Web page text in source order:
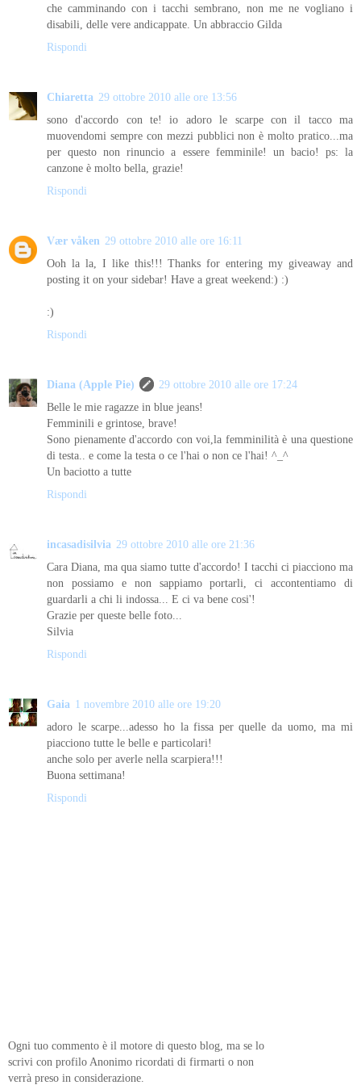
che camminando con i tacchi sembrano, non me ne vogliano i
disabili, delle vere andicappate. Un abbraccio Gilda
Rispondi
Chiaretta 29 ottobre 2010 alle ore 13:56
sono d'accordo con te! io adoro le scarpe con il tacco ma
muovendomi sempre con mezzi pubblici non è molto pratico...ma
per questo non rinuncio a essere femminile! un bacio! ps: la
canzone è molto bella, grazie!
Rispondi
Vær våken 29 ottobre 2010 alle ore 16:11
Ooh la la, I like this!!! Thanks for entering my giveaway and
posting it on your sidebar! Have a great weekend:) :)
:)
Rispondi
Diana (Apple Pie)
29 ottobre 2010 alle ore 17:24
Belle le mie ragazze in blue jeans!
Femminili e grintose, brave!
Sono pienamente d'accordo con voi,la femminilità è una questione
di testa.. e come la testa o ce l'hai o non ce l'hai! ^_^
Un baciotto a tutte
Rispondi
incasadisilvia 29 ottobre 2010 alle ore 21:36
Cara Diana, ma qua siamo tutte d'accordo! I tacchi ci piacciono ma
non possiamo e non sappiamo portarli, ci accontentiamo di
guardarli a chi li indossa... E ci va bene cosi'!
Grazie per queste belle foto...
Silvia
Rispondi
Gaia 1 novembre 2010 alle ore 19:20
adoro le scarpe...adesso ho la fissa per quelle da uomo, ma mi
piacciono tutte le belle e particolari!
anche solo per averle nella scarpiera!!!
Buona settimana!
Rispondi
Ogni tuo commento è il motore di questo blog, ma se lo
scrivi con profilo Anonimo ricordati di firmarti o non
verrà preso in considerazione.